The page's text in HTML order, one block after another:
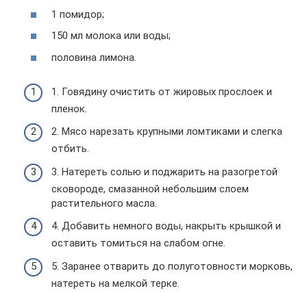
1 помидор;
150 мл молока или воды;
половина лимона.
1. Говядину очистить от жировых прослоек и
пленок.
2. Мясо нарезать крупными ломтиками и слегка
отбить.
3. Натереть солью и поджарить на разогретой
сковороде, смазанной небольшим слоем
растительного масла.
4. Добавить немного воды, накрыть крышкой и
оставить томиться на слабом огне.
5. Заранее отварить до полуготовности морковь,
натереть на мелкой терке.